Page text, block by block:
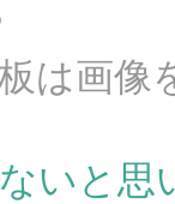
は画
いと思